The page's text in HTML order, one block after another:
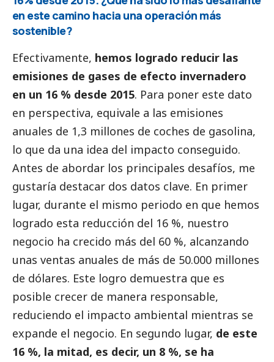
en este camino hacia una operación más
sostenible?
Efectivamente, hemos logrado reducir las
emisiones de gases de efecto invernadero
en un 16 % desde 2015. Para poner este dato
en perspectiva, equivale a las emisiones
anuales de 1,3 millones de coches de gasolina,
lo que da una idea del impacto conseguido.
Antes de abordar los principales desafíos, me
gustaría destacar dos datos clave. En primer
lugar, durante el mismo periodo en que hemos
logrado esta reducción del 16 %, nuestro
negocio ha crecido más del 60 %, alcanzando
unas ventas anuales de más de 50.000 millones
de dólares. Este logro demuestra que es
posible crecer de manera responsable,
reduciendo el impacto ambiental mientras se
expande el negocio. En segundo lugar, de este
16 %, la mitad, es decir, un 8 %, se ha